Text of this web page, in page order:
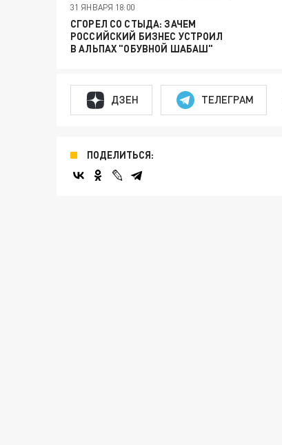
31 ЯНВАРЯ 18:00
СГОРЕЛ СО СТЫДА: ЗАЧЕМ
РОССИЙСКИЙ БИЗНЕС УСТРОИЛ
В АЛЬПАХ "ОБУВНОЙ ШАБАШ"
ДЗЕН ТЕЛЕГРАМ
ПОДЕЛИТЬСЯ: